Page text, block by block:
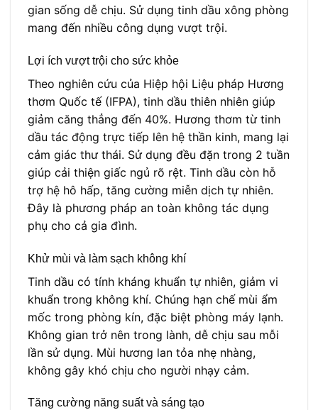
gian sống dễ chịu. Sử dụng tinh dầu xông phòng
mang đến nhiều công dụng vượt trội.
Lợi ích vượt trội cho sức khỏe
Theo nghiên cứu của Hiệp hội Liệu pháp Hương
thơm Quốc tế (IFPA), tinh dầu thiên nhiên giúp
giảm căng thẳng đến 40%. Hương thơm từ tinh
dầu tác động trực tiếp lên hệ thần kinh, mang lại
cảm giác thư thái. Sử dụng đều đặn trong 2 tuần
giúp cải thiện giấc ngủ rõ rệt. Tinh dầu còn hỗ
trợ hệ hô hấp, tăng cường miễn dịch tự nhiên.
Đây là phương pháp an toàn không tác dụng
phụ cho cả gia đình.
Khử mùi và làm sạch không khí
Tinh dầu có tính kháng khuẩn tự nhiên, giảm vi
khuẩn trong không khí. Chúng hạn chế mùi ẩm
mốc trong phòng kín, đặc biệt phòng máy lạnh.
Không gian trở nên trong lành, dễ chịu sau mỗi
lần sử dụng. Mùi hương lan tỏa nhẹ nhàng,
không gây khó chịu cho người nhạy cảm.
Tăng cường năng suất và sáng tạo